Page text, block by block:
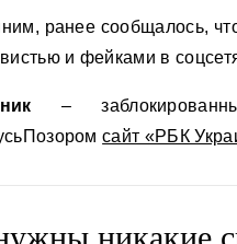
ранее сообщалось,
и фейками в
–
сайт «РБК